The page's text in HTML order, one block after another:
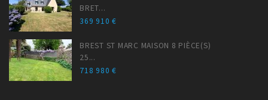
BRET...
369 910 €
BREST ST MARC MAISON 8 PIÈCE(S)
25...
718 980 €